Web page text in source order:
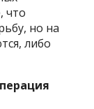
что
но на
либо